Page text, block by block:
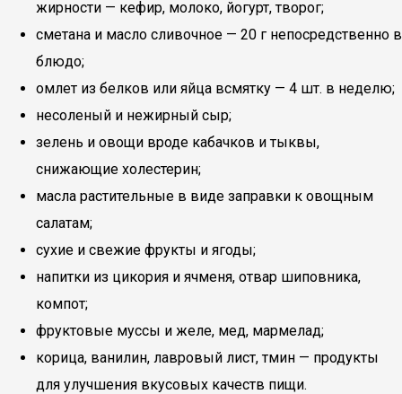
жирности — кефир, молоко, йогурт, творог;
сметана и масло сливочное — 20 г непосредственно в
блюдо;
омлет из белков или яйца всмятку — 4 шт. в неделю;
несоленый и нежирный сыр;
зелень и овощи вроде кабачков и тыквы,
снижающие холестерин;
масла растительные в виде заправки к овощным
салатам;
сухие и свежие фрукты и ягоды;
напитки из цикория и ячменя, отвар шиповника,
компот;
фруктовые муссы и желе, мед, мармелад;
корица, ванилин, лавровый лист, тмин — продукты
для улучшения вкусовых качеств пищи.